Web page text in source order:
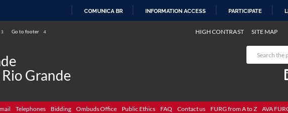
COMUNICA BR INFORMATION ACCESS PARTICIPATE
3 Go to footer 4 HIGH CONTRAST SITE MAP
Grande
Telephones Bidding Ombuds Office Public Ethics FAQ Contact us FURG from A to Z AVA